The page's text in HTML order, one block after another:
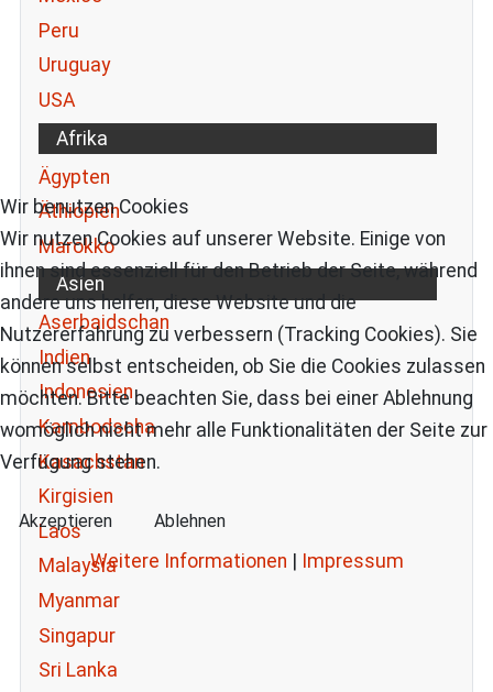
Peru
Uruguay
USA
Afrika
Ägypten
Äthiopien
Marokko
Asien
Aserbaidschan
Indien
Indonesien
Kambodscha
Kasachstan
Kirgisien
Laos
Malaysia
Myanmar
Singapur
Sri Lanka
Wir benutzen Cookies
Wir nutzen Cookies auf unserer Website. Einige von
ihnen sind essenziell für den Betrieb der Seite, während
andere uns helfen, diese Website und die
Nutzererfahrung zu verbessern (Tracking Cookies). Sie
können selbst entscheiden, ob Sie die Cookies zulassen
möchten. Bitte beachten Sie, dass bei einer Ablehnung
womöglich nicht mehr alle Funktionalitäten der Seite zur
Verfügung stehen.
Akzeptieren Ablehnen
Weitere Informationen Impressum